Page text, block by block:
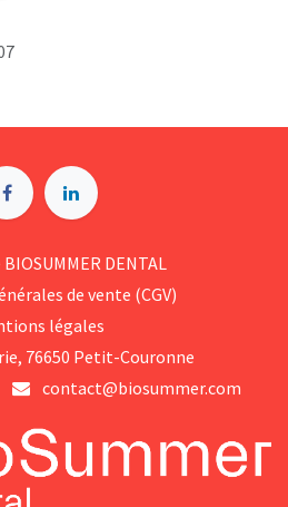
DENTAL
d​e vente (CGV)
légales
76650 Petit-Couronne
contact@biosummer.com